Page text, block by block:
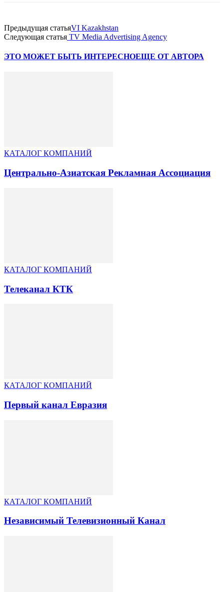
Предыдущая статьяVI Kazakhstan
Следующая статья TV Media Advertising Agency
ЭТО МОЖЕТ БЫТЬ ИНТЕРЕСНОЕЩЕ ОТ АВТОРА
КАТАЛОГ КОМПАНИЙ
Центрально-Азиатская Рекламная Ассоциация
КАТАЛОГ КОМПАНИЙ
Телеканал КТК
КАТАЛОГ КОМПАНИЙ
Первый канал Евразия
КАТАЛОГ КОМПАНИЙ
Независимый Телевизионный Канал